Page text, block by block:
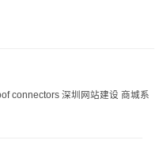
connectors 深圳网站建设 商城系